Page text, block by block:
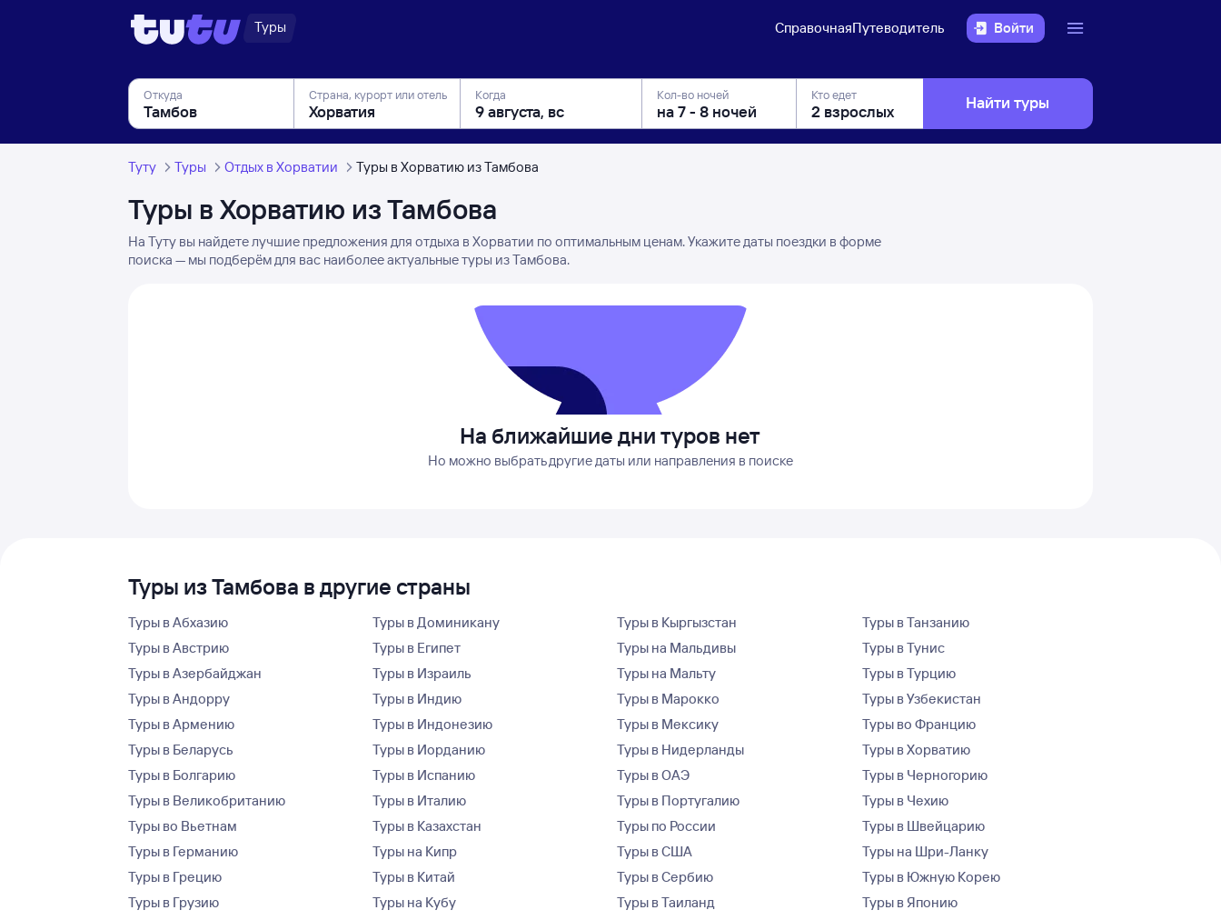
Туры СправочнаяПутеводитель Войти
Откуда Страна, курорт или отель Когда Кол-во ночей Кто едет Найти туры
Туту Туры Отдых в Хорватии Туры в Хорватию из Тамбова
Туры в Хорватию из Тамбова
На Туту вы найдете лучшие предложения для отдыха в Хорватии по оптимальным ценам. Укажите даты поездки в форме
поиска — мы подберём для вас наиболее актуальные туры из Тамбова.
На ближайшие дни туров нет
Но можно выбрать другие даты или направления в поиске
Туры из Тамбова в другие страны
Туры в Абхазию
Туры в Австрию
Туры в Азербайджан
Туры в Андорру
Туры в Армению
Туры в Беларусь
Туры в Болгарию
Туры в Великобританию
Туры во Вьетнам
Туры в Германию
Туры в Грецию
Туры в Грузию
Туры в Доминикану
Туры в Египет
Туры в Израиль
Туры в Индию
Туры в Индонезию
Туры в Иорданию
Туры в Испанию
Туры в Италию
Туры в Казахстан
Туры на Кипр
Туры в Китай
Туры на Кубу
Туры в Кыргызстан
Туры на Мальдивы
Туры на Мальту
Туры в Марокко
Туры в Мексику
Туры в Нидерланды
Туры в ОАЭ
Туры в Португалию
Туры по России
Туры в США
Туры в Сербию
Туры в Таиланд
Туры в Танзанию
Туры в Тунис
Туры в Турцию
Туры в Узбекистан
Туры во Францию
Туры в Хорватию
Туры в Черногорию
Туры в Чехию
Туры в Швейцарию
Туры на Шри-Ланку
Туры в Южную Корею
Туры в Японию